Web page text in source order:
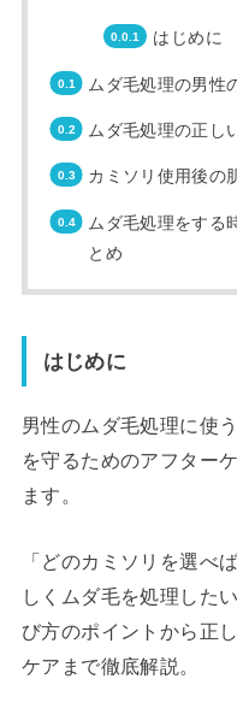
はじめに
ムダ毛処理の男性
ムダ毛処理の正し
カミソリ使用後の
ムダ毛処理をする
とめ
はじめに
男性のムダ毛処理に使
を守るためのアフター
ます。
「どのカミソリを選べ
しくムダ毛を処理した
び方のポイントから正
ケアまで徹底解説。